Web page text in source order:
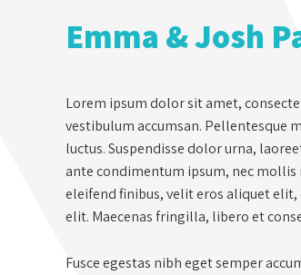
Emma & Josh
Lorem ipsum dolor sit amet,
vestibulum accumsan. Pellentesque
luctus. Suspendisse dolor urna,
ante condimentum ipsum, nec mollis
eleifend finibus, velit eros aliquet elit,
elit. Maecenas fringilla, libero et
Fusce egestas nibh eget semper